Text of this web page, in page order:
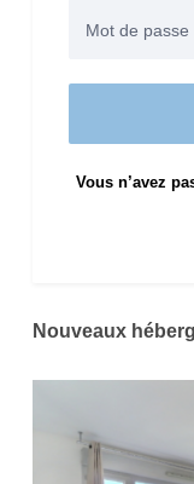
Vous n’avez
Nouveaux